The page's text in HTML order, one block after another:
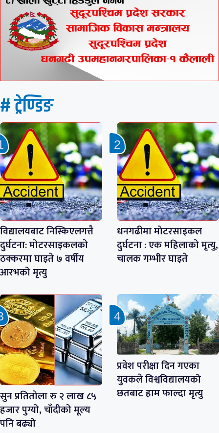
# ट्रेण्डिङ
विद्यालयबाट निस्किएलगत्तै
दुर्घटना: मोटरसाइकलको
ठक्करमा घाइते ७ वर्षीय
आरभको मृत्यु
धनगढीमा मोटरसाइकल
दुर्घटना : एक महिलाको मृत्यु,
चालक गम्भीर घाइते
सुन प्रतितोला रु २ लाख ८५
हजार पुग्यो, चाँदीको मूल्य
पनि बढ्यो
प्रवेश परीक्षा दिन गएका
युवकले विश्वविद्यालयको
छतबाट हाम फाल्दा मृत्यु